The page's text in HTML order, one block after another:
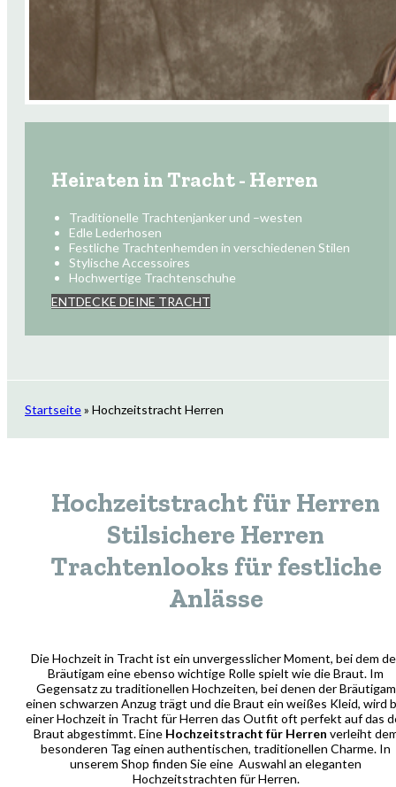
Heiraten in Tracht - Herren
Traditionelle Trachtenjanker und –westen
Edle Lederhosen
Festliche Trachtenhemden in verschiedenen Stilen
Stylische Accessoires
Hochwertige Trachtenschuhe
ENTDECKE DEINE TRACHT
Startseite» Hochzeitstracht Herren
Hochzeitstracht für Herren
Stilsichere Herren
Trachtenlooks für festliche
Anlässe
Die Hochzeit in Tracht ist ein unvergesslicher Moment, bei dem
Bräutigam eine ebenso wichtige Rolle spielt wie die Braut. Im
Gegensatz zu traditionellen Hochzeiten, bei denen der Bräutigam
einen schwarzen Anzug trägt und die Braut ein weißes Kleid, wird
einer Hochzeit in Tracht für Herren das Outfit oft perfekt auf das
Braut abgestimmt. Eine Hochzeitstracht für Herren verleiht
besonderen Tag einen authentischen, traditionellen Charme. In
unserem Shop finden Sie eine Auswahl an eleganten
Hochzeitstrachten für Herren.